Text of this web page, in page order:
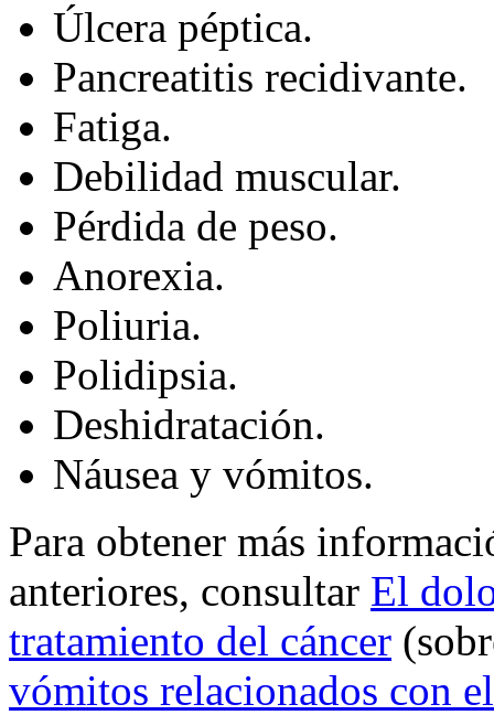
Úlcera péptica.
Pancreatitis recidivante.
Fatiga.
Debilidad muscular.
Pérdida de peso.
Anorexia.
Poliuria.
Polidipsia.
Deshidratación.
Náusea y vómitos.
Para obtener más
anteriores, consultar El
tratamiento del cáncer
vómitos relacionados con